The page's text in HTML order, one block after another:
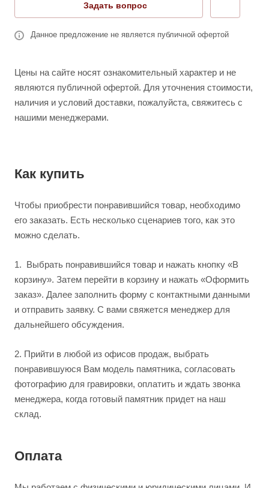
Задать вопрос
Данное предложение не является публичной офертой
Цены на сайте носят ознакомительный характер и не
являются публичной офертой. Для уточнения стоимости,
наличия и условий доставки, пожалуйста, свяжитесь с
нашими менеджерами.
Как купить
Чтобы приобрести понравившийся товар, необходимо
его заказать. Есть несколько сценариев того, как это
можно сделать.
1. Выбрать понравившийся товар и нажать кнопку «В
корзину». Затем перейти в корзину и нажать «Оформить
заказ». Далее заполнить форму с контактными данными
и отправить заявку. С вами свяжется менеджер для
дальнейшего обсуждения.
2. Прийти в любой из офисов продаж, выбрать
понравившуюся Вам модель памятника, согласовать
фотографию для гравировки, оплатить и ждать звонка
менеджера, когда готовый памятник придет на наш
склад.
Оплата